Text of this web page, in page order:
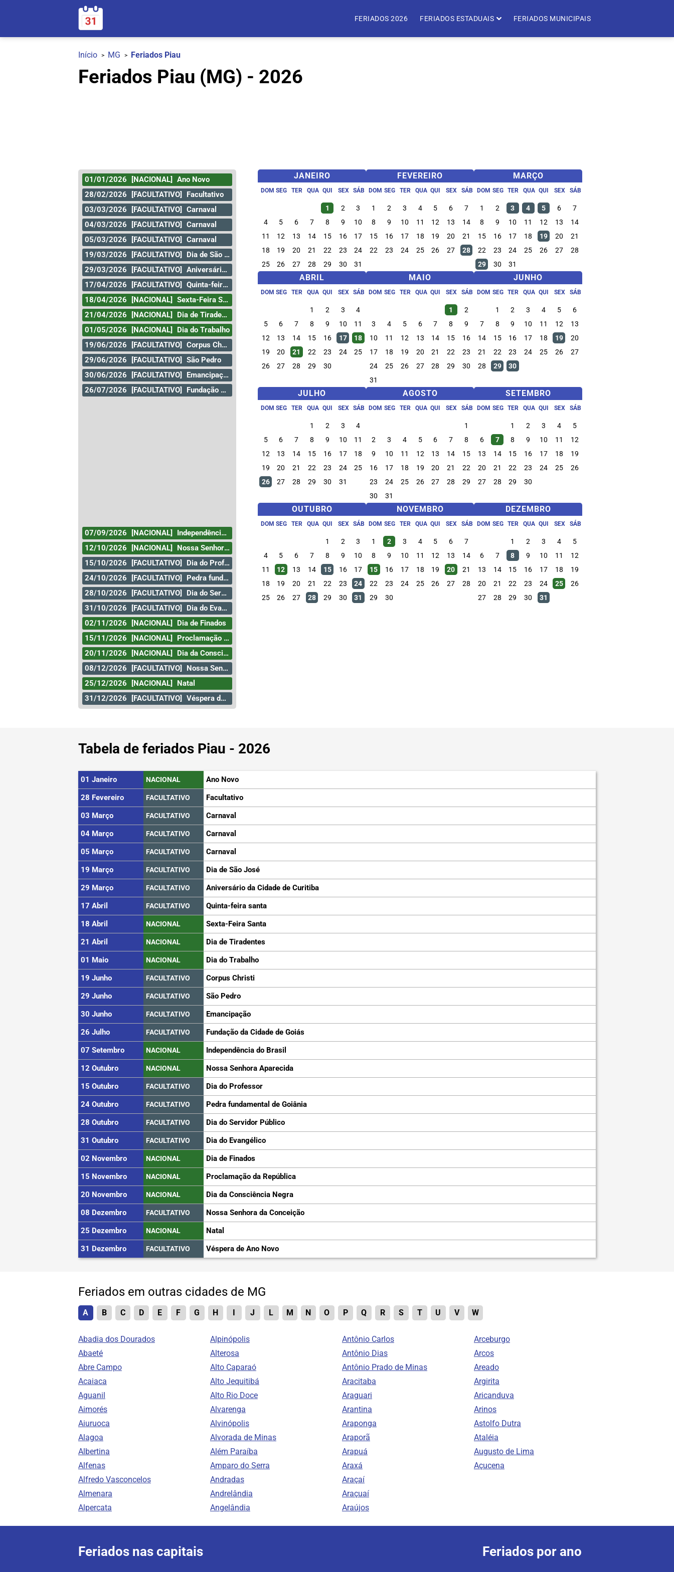
FERIADOS 2026 FERIADOS ESTADUAIS FERIADOS MUNICIPAIS
Início MG Feriados Piau
Feriados Piau (MG) - 2026
01/01/2026 [NACIONAL]
Ano Novo
28/02/2026
[FACULTATIVO]
Facultativo
03/03/2026
[FACULTATIVO]
Carnaval
04/03/2026
[FACULTATIVO]
Carnaval
05/03/2026
[FACULTATIVO]
Carnaval
19/03/2026
[FACULTATIVO]
Dia de São José
29/03/2026
[FACULTATIVO]
Aniversário da Cidade de Curitiba
17/04/2026
[FACULTATIVO]
Quinta-feira santa
18/04/2026
[NACIONAL]
Sexta-Feira Santa
21/04/2026
[NACIONAL]
Dia de Tiradentes
01/05/2026
[NACIONAL]
Dia do Trabalho
19/06/2026
[FACULTATIVO]
Corpus Christi
29/06/2026
[FACULTATIVO]
São Pedro
30/06/2026
[FACULTATIVO]
Emancipação
26/07/2026
[FACULTATIVO] Fundação da Cidade de Goiás
07/09/2026 [NACIONAL]
Independência do Brasil
12/10/2026
[NACIONAL]
Nossa Senhora Aparecida
15/10/2026
[FACULTATIVO]
Dia do Professor
24/10/2026
[FACULTATIVO]
Pedra fundamental de Goiânia
28/10/2026
[FACULTATIVO]
Dia do Servidor Público
31/10/2026
[FACULTATIVO]
Dia do Evangélico
02/11/2026
[NACIONAL]
Dia de Finados
15/11/2026
[NACIONAL]
Proclamação da República
20/11/2026
[NACIONAL]
Dia da Consciência Negra
08/12/2026
[FACULTATIVO]
Nossa Senhora da Conceição
25/12/2026
[NACIONAL]
Natal
31/12/2026
[FACULTATIVO] Véspera de Ano Novo
JANEIRO
DOM SEG TER QUA QUI SEX SÁB
1 2
3
4
5 6 7 8 9
10
11
12 13 14 15 16
17
18
19 20 21 22 23
24
25
26 27 28 29 30 31
FEVEREIRO
DOM SEG TER QUA QUI SEX SÁB
1 2 3 4 5 6
7
8
9 10 11 12 13
14
15
16 17 18 19 20
21
22
23 24 25 26 27 28
MARÇO
DOM SEG TER QUA QUI SEX SÁB
1 2 3 4 5 6
7
8
9 10 11 12 13
14
15
16 17 18 19 20
21
22
23 24 25 26 27
28
29
30 31
ABRIL
DOM SEG TER QUA QUI SEX SÁB
1 2 3
4
5
6 7 8 9 10
11
12
13 14 15 16 17
18
19
20 21 22 23 24
25
26
27 28 29 30
MAIO
DOM SEG TER QUA QUI SEX SÁB
1
2
3
4 5 6 7 8
9
10
11 12 13 14 15
16
17
18 19 20 21 22
23
24
25 26 27 28 29
30
31
JUNHO
DOM SEG TER QUA QUI SEX SÁB
1 2 3 4 5
6
7
8 9 10 11 12
13
14
15 16 17 18 19
20
21
22 23 24 25 26
27
28
29 30
JULHO
DOM SEG TER QUA QUI SEX SÁB
1 2 3
4
5
6 7 8 9 10
11
12
13 14 15 16 17
18
19
20 21 22 23 24
25
26
27 28 29 30 31
AGOSTO
DOM SEG TER QUA QUI SEX SÁB
1
2
3 4 5 6 7
8
9
10 11 12 13 14
15
16
17 18 19 20 21
22
23
24 25 26 27 28
29
30
31
SETEMBRO
DOM SEG TER QUA QUI SEX SÁB
1 2 3 4
5
6
7 8 9 10 11
12
13
14 15 16 17 18
19
20
21 22 23 24 25
26
27
28 29 30
OUTUBRO
DOM SEG TER QUA QUI SEX SÁB
1 2
3
4
5 6 7 8 9
10
11
12 13 14 15 16
17
18
19 20 21 22 23
24
25
26 27 28 29 30 31
NOVEMBRO
DOM SEG TER QUA QUI SEX SÁB
1 2 3 4 5 6
7
8
9 10 11 12 13
14
15
16 17 18 19 20
21
22
23 24 25 26 27
28
29
30
DEZEMBRO
DOM SEG TER QUA QUI SEX SÁB
1 2 3 4
5
6
7 8 9 10 11
12
13
14 15 16 17 18
19
20
21 22 23 24 25
26
27
28 29 30 31
Tabela de feriados Piau - 2026
01 Janeiro NACIONAL
Ano Novo
28 Fevereiro
FACULTATIVO
Facultativo
03 Março
FACULTATIVO
Carnaval
04 Março
FACULTATIVO
Carnaval
05 Março
FACULTATIVO
Carnaval
19 Março
FACULTATIVO
Dia de São José
29 Março
FACULTATIVO
Aniversário da Cidade de Curitiba
17 Abril
FACULTATIVO
Quinta-feira santa
18 Abril
NACIONAL
Sexta-Feira Santa
21 Abril
NACIONAL
Dia de Tiradentes
01 Maio
NACIONAL
Dia do Trabalho
19 Junho
FACULTATIVO
Corpus Christi
29 Junho
FACULTATIVO
São Pedro
30 Junho
FACULTATIVO
Emancipação
26 Julho
FACULTATIVO
Fundação da Cidade de Goiás
07 Setembro
NACIONAL
Independência do Brasil
12 Outubro
NACIONAL
Nossa Senhora Aparecida
15 Outubro
FACULTATIVO
Dia do Professor
24 Outubro
FACULTATIVO
Pedra fundamental de Goiânia
28 Outubro
FACULTATIVO
Dia do Servidor Público
31 Outubro
FACULTATIVO
Dia do Evangélico
02 Novembro
NACIONAL
Dia de Finados
15 Novembro
NACIONAL
Proclamação da República
20 Novembro
NACIONAL
Dia da Consciência Negra
08 Dezembro
FACULTATIVO
Nossa Senhora da Conceição
25 Dezembro
NACIONAL
Natal
31 Dezembro
FACULTATIVO Véspera de Ano Novo
Feriados em outras cidades de MG
A B C D E F G H I J L M N O P Q R S T U V W
Abadia dos Dourados
Abaeté
Abre Campo
Acaiaca
Aguanil
Aimorés
Aiuruoca
Alagoa
Albertina
Alfenas
Alfredo Vasconcelos
Almenara
Alpercata
Alpinópolis
Alterosa
Alto Caparaó
Alto Jequitibá
Alto Rio Doce
Alvarenga
Alvinópolis
Alvorada de Minas
Além Paraíba
Amparo do Serra
Andradas
Andrelândia
Angelândia
Antônio Carlos
Antônio Dias
Antônio Prado de Minas
Aracitaba
Araguari
Arantina
Araponga
Araporã
Arapuá
Araxá
Araçaí
Araçuaí
Araújos
Arceburgo
Arcos
Areado
Argirita
Aricanduva
Arinos
Astolfo Dutra
Ataléia
Augusto de Lima
Açucena
Feriados nas capitais Feriados por ano